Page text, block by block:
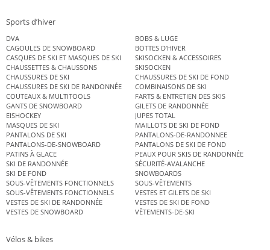
Sports d’hiver
DVA
BOBS & LUGE
CAGOULES DE SNOWBOARD
BOTTES D’HIVER
CASQUES DE SKI ET MASQUES DE SKI
SKISOCKEN & ACCESSOIRES
CHAUSSETTES & CHAUSSONS
SKISOCKEN
CHAUSSURES DE SKI
CHAUSSURES DE SKI DE FOND
CHAUSSURES DE SKI DE RANDONNÉE
COMBINAISONS DE SKI
COUTEAUX & MULTITOOLS
FARTS & ENTRETIEN DES SKIS
GANTS DE SNOWBOARD
GILETS DE RANDONNÉE
EISHOCKEY
JUPES TOTAL
MASQUES DE SKI
MAILLOTS DE SKI DE FOND
PANTALONS DE SKI
PANTALONS-DE-RANDONNEE
PANTALONS-DE-SNOWBOARD
PANTALONS DE SKI DE FOND
PATINS À GLACE
PEAUX POUR SKIS DE RANDONNÉE
SKI DE RANDONNÉE
SÉCURITÉ-AVALANCHE
SKI DE FOND
SNOWBOARDS
SOUS-VÊTEMENTS FONCTIONNELS
SOUS-VÊTEMENTS
SOUS-VÊTEMENTS FONCTIONNELS
VESTES ET GILETS DE SKI
VESTES DE SKI DE RANDONNÉE
VESTES DE SKI DE FOND
VESTES DE SNOWBOARD
VÊTEMENTS-DE-SKI
Vélos & bikes